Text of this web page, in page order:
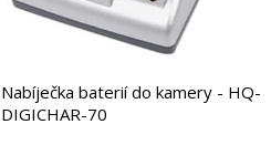
Nabíječka baterií do kamery - HQ-
DIGICHAR-70